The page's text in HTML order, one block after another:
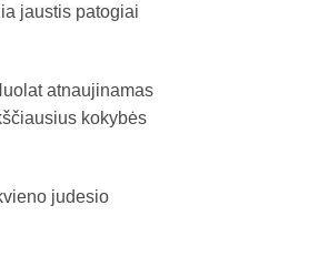
jaustis patogiai
atnaujinamas
kokybės
judesio